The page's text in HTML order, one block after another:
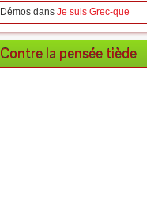
Démos dans Je suis Grec-que
Contre la pensée tiède